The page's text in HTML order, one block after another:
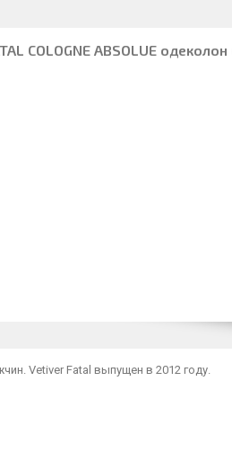
COLOGNE ABSOLUE
Vetiver Fatal выпущен в 2012 году.